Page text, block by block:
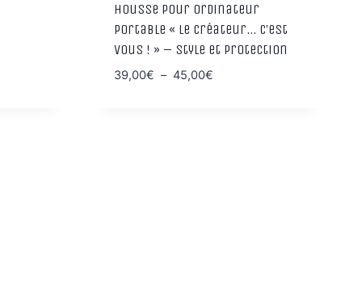
Housse pour ordinateur
portable « Le Créateur… C’est
vous ! » – Style et protection
39,00€ – 45,00€